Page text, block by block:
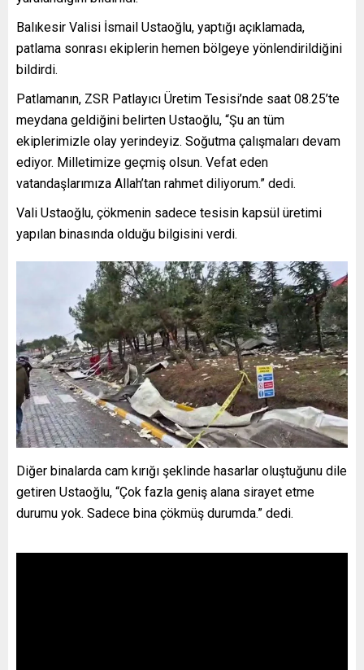
Balıkesir Valisi İsmail Ustaoğlu, yaptığı açıklamada,
patlama sonrası ekiplerin hemen bölgeye yönlendirildiğini
bildirdi.
Patlamanın, ZSR Patlayıcı Üretim Tesisi’nde saat 08.25’te
meydana geldiğini belirten Ustaoğlu, “Şu an tüm
ekiplerimizle olay yerindeyiz. Soğutma çalışmaları devam
ediyor. Milletimize geçmiş olsun. Vefat eden
vatandaşlarımıza Allah’tan rahmet diliyorum.” dedi.
Vali Ustaoğlu, çökmenin sadece tesisin kapsül üretimi
yapılan binasında olduğu bilgisini verdi.
Diğer binalarda cam kırığı şeklinde hasarlar oluştuğunu dile
getiren Ustaoğlu, “Çok fazla geniş alana sirayet etme
durumu yok. Sadece bina çökmüş durumda.” dedi.